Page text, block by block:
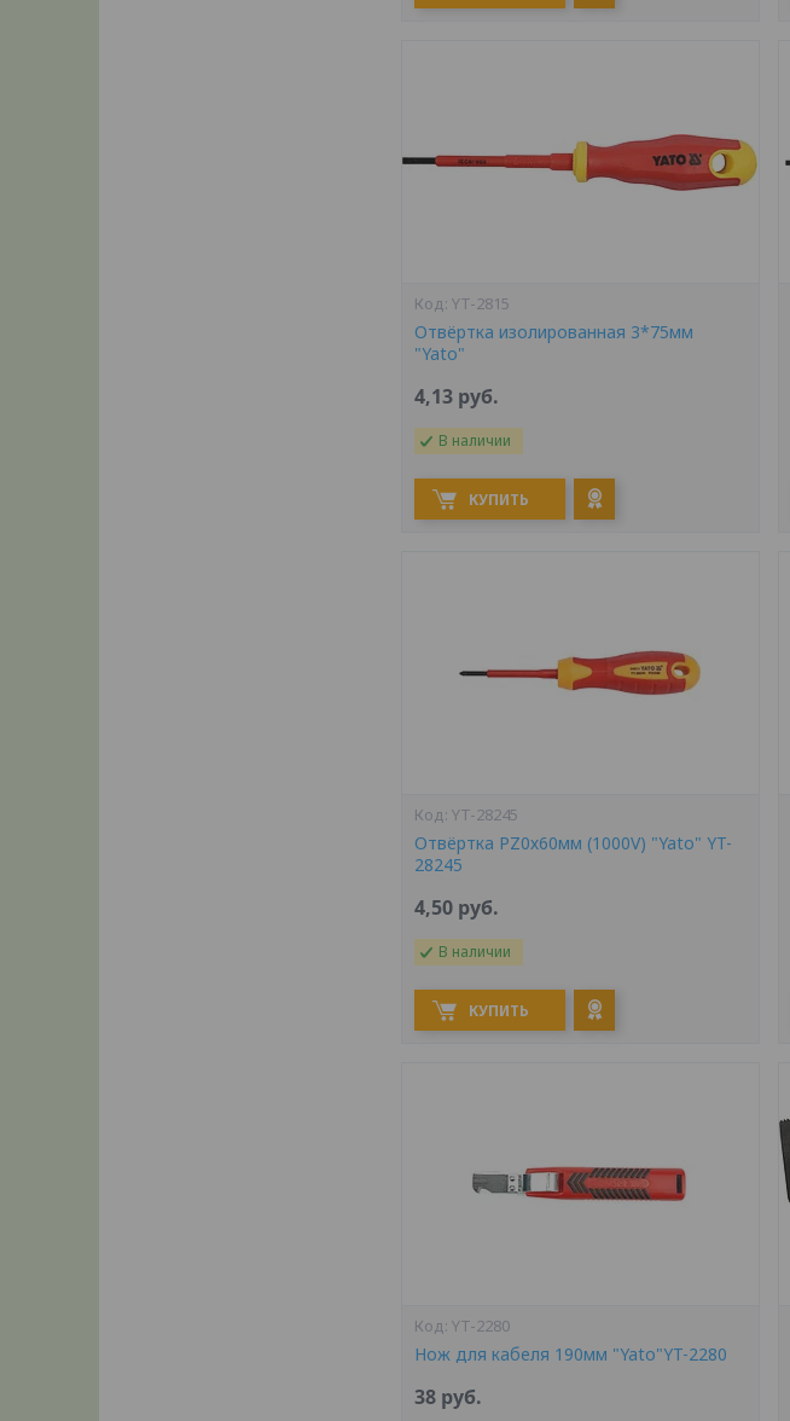
YT-2815
Отвёртка изолированная 3*75мм
"Yato"
4,13 руб.
В наличии
КУПИТЬ
YT-28245
Отвёртка PZ0х60мм (1000V) "Yato" YT-
28245
4,50 руб.
В наличии
КУПИТЬ
YT-2280
Нож для кабеля 190мм "Yato"YT-2280
38 руб.